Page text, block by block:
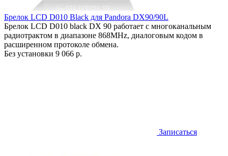
Брелок LCD D010 Black для Pandora DX90/90L
Брелок LCD D010 black DX 90 работает c многоканальным
радиотрактом в диапазоне 868MHz, диалоговым кодом в
расширенном протоколе обмена.
Без установки 9 066 р.
Записаться